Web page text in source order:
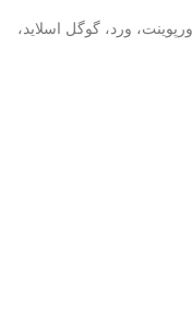
ورد، گوگل اسلاید،